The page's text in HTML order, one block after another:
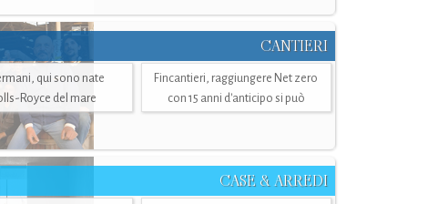
CANTIERI
qui sono nate
Royce del mare
Fincantieri, raggiungere Net zero
con 15 anni d'anticipo si può
CASE & ARREDI